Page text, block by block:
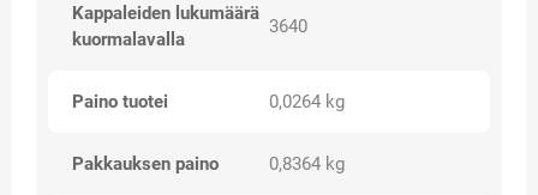
Kappaleiden lukumäärä
kuormalavalla
3640
Paino tuotei 0,0264 kg
Pakkauksen paino 0,8364 kg